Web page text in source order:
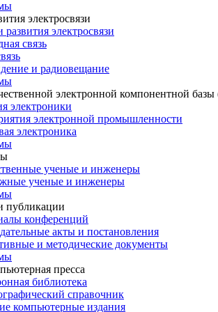
электросвязи
электросвязи
связь
и радиовещание
электронной компонентной
электроники
электронной промышленности
электроника
ученые и инженеры
ученые и инженеры
публикации
конференций
акты и постановления
и методические документы
пресса
библиотека
справочник
компьютерные издания